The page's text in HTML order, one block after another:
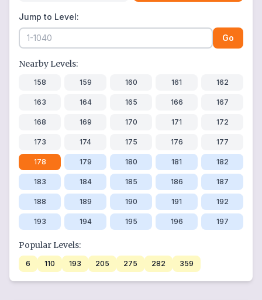
Jump to Level:
Go
Nearby Levels:
158 159 160 161 162
163 164 165 166 167
168 169 170 171 172
173 174 175 176 177
178 179 180 181 182
183 184 185 186 187
188 189 190 191 192
193 194 195 196 197
Popular Levels:
6 110 193 205 275 282 359